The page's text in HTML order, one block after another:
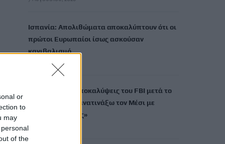
or
to
may
of the
Ισπανία: Απολιθώματα αποκαλύπτουν ότι οι
πρώτοι Ευρωπαίοι ίσως ασκούσαν
κανιβαλισμό
7 Αυγούστου, 2026
Σοκαριστικές αποκαλύψεις του FBI μετά το
Μουντιάλ: «Θα ανατινάξω τον Μέσι με
τέσσερις βόμβες»
7 Αυγούστου, 2026